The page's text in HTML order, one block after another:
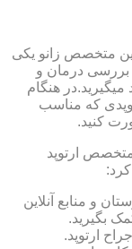
متخصص زانو یکی
بررسی درمان و
هنگام
که مناسب
کنید.
متخصص ارتوپد
و منابع آنلاین
بگیرید.
ارتوپد.